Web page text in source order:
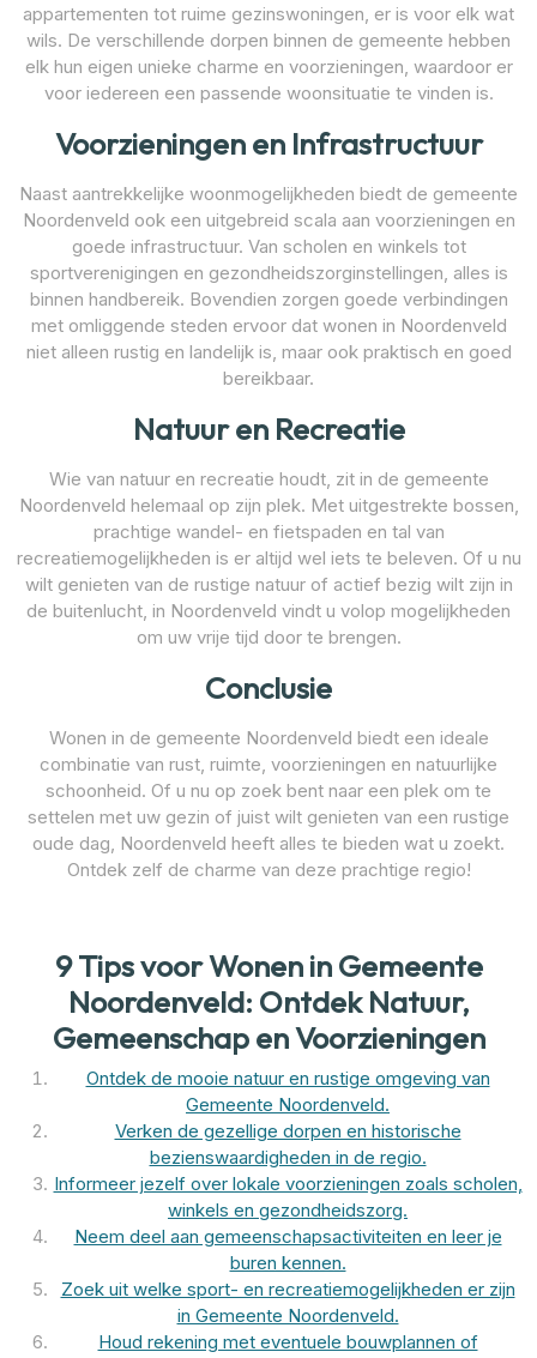
appartementen tot ruime gezinswoningen, er is voor elk wat
wils. De verschillende dorpen binnen de gemeente hebben
elk hun eigen unieke charme en voorzieningen, waardoor er
voor iedereen een passende woonsituatie te vinden is.
Voorzieningen en Infrastructuur
Naast aantrekkelijke woonmogelijkheden biedt de gemeente
Noordenveld ook een uitgebreid scala aan voorzieningen en
goede infrastructuur. Van scholen en winkels tot
sportverenigingen en gezondheidszorginstellingen, alles is
binnen handbereik. Bovendien zorgen goede verbindingen
met omliggende steden ervoor dat wonen in Noordenveld
niet alleen rustig en landelijk is, maar ook praktisch en goed
bereikbaar.
Natuur en Recreatie
Wie van natuur en recreatie houdt, zit in de gemeente
Noordenveld helemaal op zijn plek. Met uitgestrekte bossen,
prachtige wandel- en fietspaden en tal van
recreatiemogelijkheden is er altijd wel iets te beleven. Of u nu
wilt genieten van de rustige natuur of actief bezig wilt zijn in
de buitenlucht, in Noordenveld vindt u volop mogelijkheden
om uw vrije tijd door te brengen.
Conclusie
Wonen in de gemeente Noordenveld biedt een ideale
combinatie van rust, ruimte, voorzieningen en natuurlijke
schoonheid. Of u nu op zoek bent naar een plek om te
settelen met uw gezin of juist wilt genieten van een rustige
oude dag, Noordenveld heeft alles te bieden wat u zoekt.
Ontdek zelf de charme van deze prachtige regio!
9 Tips voor Wonen in Gemeente
Noordenveld: Ontdek Natuur,
Gemeenschap en Voorzieningen
Ontdek de mooie natuur en rustige omgeving van
Gemeente Noordenveld.
Verken de gezellige dorpen en historische
bezienswaardigheden in de regio.
Informeer jezelf over lokale voorzieningen zoals scholen,
winkels en gezondheidszorg.
Neem deel aan gemeenschapsactiviteiten en leer je
buren kennen.
Zoek uit welke sport- en recreatiemogelijkheden er zijn
in Gemeente Noordenveld.
Houd rekening met eventuele bouwplannen of